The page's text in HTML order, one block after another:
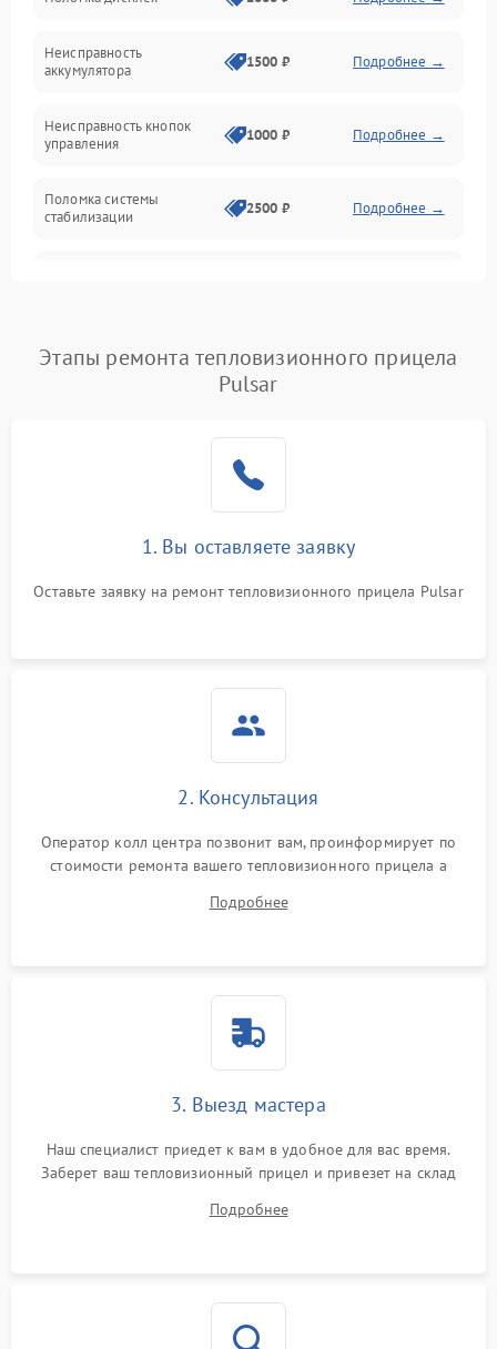
Неисправность
аккумулятора
1500 ₽ Подробнее →
Неисправность кнопок
управления
1000 ₽ Подробнее →
Поломка системы
стабилизации
2500 ₽ Подробнее →
Неисправность системы
Wi-Fi
1500 ₽ Подробнее →
1500 ₽
Неисправность системы
1500 ₽
1500 ₽
Неисправность системы
1500 ₽
Поломка системы защиты
1500 ₽
Этапы ремонта тепловизионного прицела
Pulsar
1. Вы оставляете заявку
Оставьте заявку на ремонт тепловизионного прицела Pulsar
2. Консультация
Оператор колл центра позвонит вам, проинформирует по
стоимости ремонта вашего тепловизионного прицела а
Подробнее
3. Выезд мастера
Наш специалист приедет к вам в удобное для вас время.
Заберет ваш тепловизионный прицел и привезет на склад
Подробнее